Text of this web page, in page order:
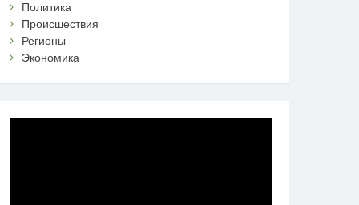
Политика
Происшествия
Регионы
Экономика